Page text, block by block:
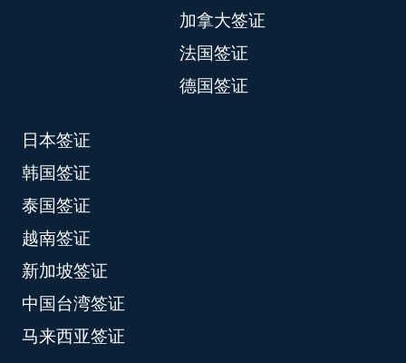
加拿大签证
法国签证
德国签证
日本签证
韩国签证
泰国签证
越南签证
新加坡签证
中国台湾签证
马来西亚签证